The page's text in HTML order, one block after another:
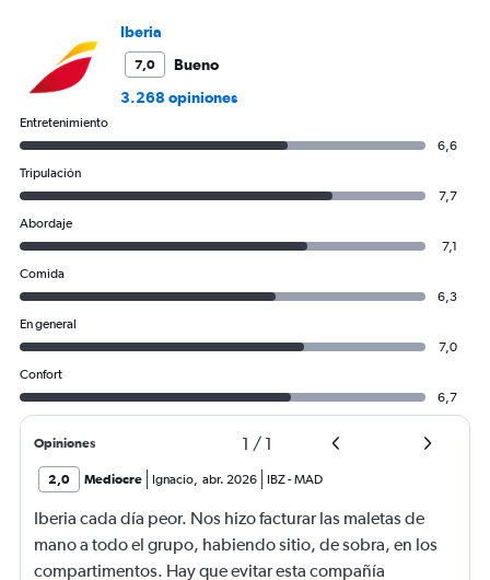
Iberia
7,0
Bueno
3.268 opiniones
Entretenimiento
6,6
Tripulación
7,7
Abordaje
7,1
Comida
6,3
En general
7,0
Confort
6,7
Opiniones 1 / 1
2,0 Mediocre Ignacio, abr. 2026 IBZ-MAD
Iberia cada día peor. Nos hizo facturar las maletas de
mano a todo el grupo, habiendo sitio, de sobra, en los
compartimentos. Hay que evitar esta compañía